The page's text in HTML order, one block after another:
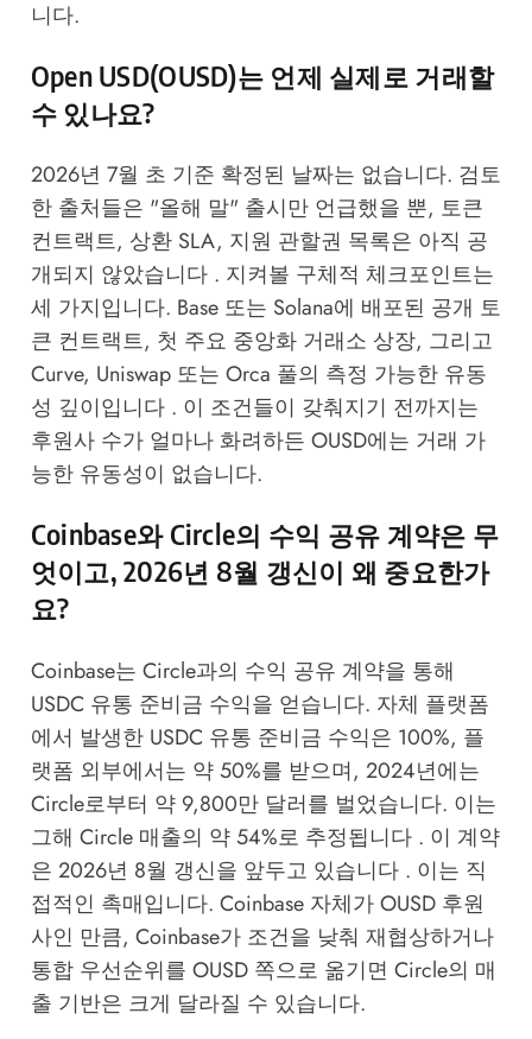
니다.
Open USD(OUSD)는 언제 실제로 거래할
수 있나요?
2026년 7월 초 기준 확정된 날짜는 없습니다. 검토
한 출처들은 "올해 말" 출시만 언급했을 뿐, 토큰
컨트랙트, 상환 SLA, 지원 관할권 목록은 아직 공
개되지 않았습니다 . 지켜볼 구체적 체크포인트는
세 가지입니다. Base 또는 Solana에 배포된 공개 토
큰 컨트랙트, 첫 주요 중앙화 거래소 상장, 그리고
Curve, Uniswap 또는 Orca 풀의 측정 가능한 유동
성 깊이입니다 . 이 조건들이 갖춰지기 전까지는
후원사 수가 얼마나 화려하든 OUSD에는 거래 가
능한 유동성이 없습니다.
Coinbase와 Circle의 수익 공유 계약은 무
엇이고, 2026년 8월 갱신이 왜 중요한가
요?
Coinbase는 Circle과의 수익 공유 계약을 통해
USDC 유통 준비금 수익을 얻습니다. 자체 플랫폼
에서 발생한 USDC 유통 준비금 수익은 100%, 플
랫폼 외부에서는 약 50%를 받으며, 2024년에는
Circle로부터 약 9,800만 달러를 벌었습니다. 이는
그해 Circle 매출의 약 54%로 추정됩니다 . 이 계약
은 2026년 8월 갱신을 앞두고 있습니다 . 이는 직
접적인 촉매입니다. Coinbase 자체가 OUSD 후원
사인 만큼, Coinbase가 조건을 낮춰 재협상하거나
통합 우선순위를 OUSD 쪽으로 옮기면 Circle의 매
출 기반은 크게 달라질 수 있습니다.